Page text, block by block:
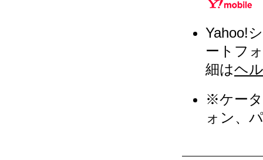
Yahoo!
ートフ
細はヘ
※ケー
ォン、